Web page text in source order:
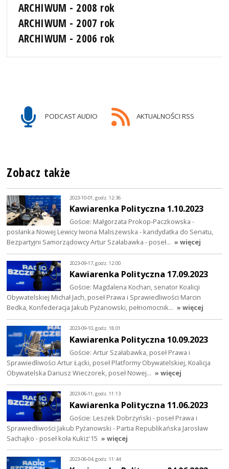
ARCHIWUM - 2008 rok
ARCHIWUM - 2007 rok
ARCHIWUM - 2006 rok
PODCAST AUDIO AKTUALNOŚCI RSS
Zobacz także
2023-10-01, godz. 12:36
Kawiarenka Polityczna 1.10.2023
Goście: Małgorzata Prokop-Paczkowska -
posłanka Nowej Lewicy Iwona Maliszewska - kandydatka do Senatu,
Bezpartyjni Samorządowcy Artur Szałabawka - poseł… » więcej
2023-09-17, godz. 12:00
Kawiarenka Polityczna 17.09.2023
Goście: Magdalena Kochan, senator Koalicji
Obywatelskiej Michał Jach, poseł Prawa i Sprawiedliwości Marcin
Bedka, Konfederacja Jakub Pyżanowski, pełnomocnik… » więcej
2023-09-10, godz. 18:01
Kawiarenka Polityczna 10.09.2023
Goście: Artur Szałabawka, poseł Prawa i
Sprawiedliwości Artur Łącki, poseł Platformy Obywatelskiej, Koalicja
Obywatelska Dariusz Wieczorek, poseł Nowej… » więcej
2023-06-11, godz. 11:13
Kawiarenka Polityczna 11.06.2023
Goście: Leszek Dobrzyński - poseł Prawa i
Sprawiedliwości Jakub Pyżanowski - Partia Republikańska Jarosław
Sachajko - poseł koła Kukiz'15 » więcej
2023-06-04, godz. 11:44